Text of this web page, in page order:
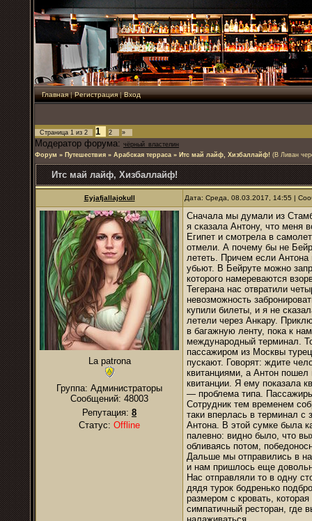
Главная|Регистрация|Вход
Страница 1 из 2 1 2 »
Модератор форума: чёрный_властелин
Форум » Путешествия » Арабская терраса » Итс май лайф, Хизбаллайф! (В Ливан
Итс май лайф, Хизбаллайф!
Eyjafjallajokull Дата: Среда, 08.03.2017, 14:55 |
La patrona
Группа: Администраторы
Сообщений: 48003
Репутация: 8
Статус: Offline
Сначала мы думали из
я сказала Антону, что меня
Египет и смотрела в
отмели. А почему бы не
лететь. Причем если
убьют. В Бейруте можно
которого намереваются
Тегерана нас отвратили
невозможность
купили билеты, и я не
летели через Анкару.
в багажную ленту, пока к
международный терминал.
пассажиром из Москвы
пускают. Говорят: ждите
квитанциями, а Антон пошел
квитанции. Я ему показала
— проблема типа.
Сотрудник тем временем
таки вперлась в терминал с
Антона. В этой сумке была
палевно: видно было, что
обливаясь потом,
Дальше мы отправились в
и нам пришлось еще
Нас отправляли то в одну
дядя турок бодренько
размером с кровать,
симпатичный ресторан, где